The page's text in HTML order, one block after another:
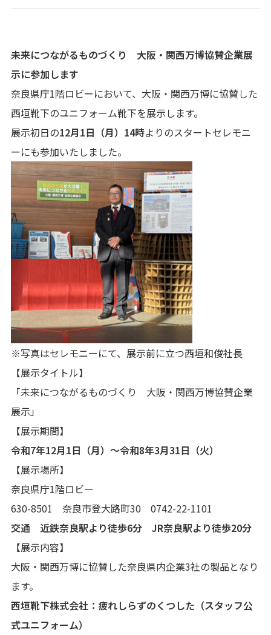
未来につながるものづくり 大阪・関西万博協賛企業展
示に参加します
奈良県庁1階ロビーにおいて、大阪・関西万博に協賛した
西垣靴下のユニフォーム靴下を展示します。
展示初日の12月1日（月）14時よりのスタートセレモニ
ーにも参加いたしました。
※写真はセレモニーにて、展示前に立つ西垣和俊社長
【展示タイトル】
「未来につながるものづくり 大阪・関西万博協賛企業
展示」
【展示期間】
令和7年12月1日（月）～令和8年3月31日（火）
【展示場所】
奈良県庁1階ロビー
630-8501 奈良市登大路町30 0742-22-1101
交通 近鉄奈良駅より徒歩6分 JR奈良駅より徒歩20分
【展示内容】
大阪・関西万博に協賛した奈良県内企業3社の製品となり
ます。
西垣靴下株式会社：疲れしらずのくつした（スタッフ公
式ユニフォーム）